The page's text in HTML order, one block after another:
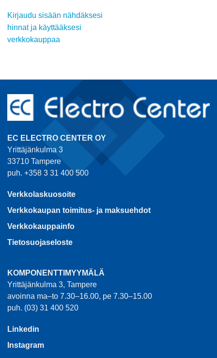
Kirjaudu sisään nähdäksesi
hinnat ja käyttääksesi
verkkokauppaa
EC ELECTRO CENTER OY
Yrittäjänkulma 3
33710 Tampere
puh. +358 3 31 400 500
Verkkolaskuosoite
Verkkokaupan toimitus- ja maksuehdot
Verkkokauppainfo
Tietosuojaseloste
KOMPONENTTIMYYMÄLÄ
Yrittäjänkulma 3, Tampere
avoinna ma–to 7.30–16.00, pe 7.30–15.00
puh. (03) 31 400 520
Linkedin
Instagram